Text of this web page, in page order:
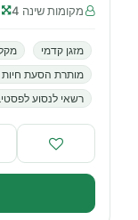
מקומות שינה 4
מזגן קדמי
מותרת הסעת
רשאי לנסוע